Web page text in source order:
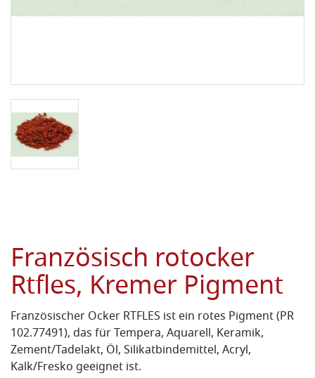
Französisch rotocker
Rtfles, Kremer Pigment
Französischer Ocker RTFLES ist ein rotes Pigment (PR
102.77491), das für Tempera, Aquarell, Keramik,
Zement/Tadelakt, Öl, Silikatbindemittel, Acryl,
Kalk/Fresko geeignet ist.